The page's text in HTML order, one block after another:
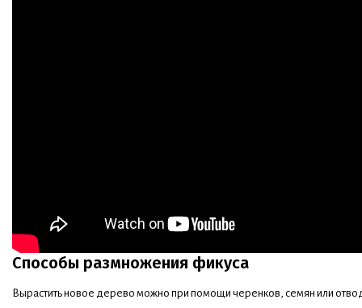
Способы размножения фикуса
Вырастить новое дерево можно при помощи черенков, семян или